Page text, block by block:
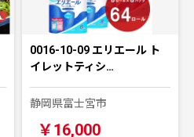
0016-10-09 エリエール ト
イレットティシ…
静岡県富士宮市
￥16,000